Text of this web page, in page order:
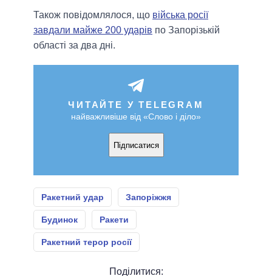
Також повідомлялося, що війська росії
завдали майже 200 ударів по Запорізькій
області за два дні.
ЧИТАЙТЕ У TELEGRAM
найважливіше від «Слово і діло»
Підписатися
Ракетний удар Запоріжжя
Будинок Ракети
Ракетний терор росії
Поділитися: